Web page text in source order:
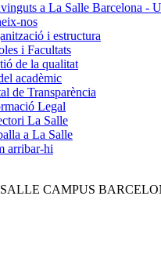
a La Salle Barcelona -
nos
i estructura
i Facultats
de la qualitat
acadèmic
de Transparència
Legal
La Salle
a La Salle
arribar-hi
CAMPUS